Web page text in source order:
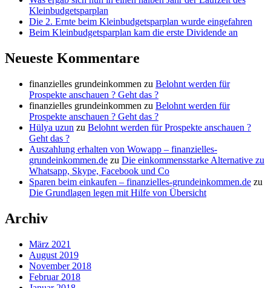
Kleinbudgetsparplan
Die 2. Ernte beim Kleinbudgetsparplan wurde eingefahren
Beim Kleinbudgetsparplan kam die erste Dividende an
Neueste Kommentare
finanzielles grundeinkommen zu Belohnt werden für
Prospekte anschauen ? Geht das ?
finanzielles grundeinkommen zu Belohnt werden für
Prospekte anschauen ? Geht das ?
Hülya uzun zu Belohnt werden für Prospekte anschauen ?
Geht das ?
Auszahlung erhalten von Wowapp – finanzielles-
grundeinkommen.de zu Die einkommensstarke Alternative zu
Whatsapp, Skype, Facebook und Co
Sparen beim einkaufen – finanzielles-grundeinkommen.de zu
Die Grundlagen legen mit Hilfe von Übersicht
Archiv
März 2021
August 2019
November 2018
Februar 2018